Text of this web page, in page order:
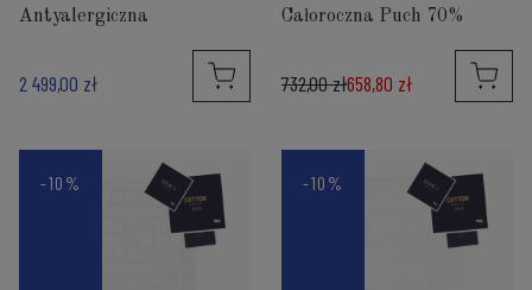
Antyalergiczna
2 499,00 zł
Całoroczna Puch 70%
658,80 zł
732,00 zł
-10% -10%